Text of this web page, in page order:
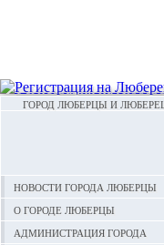
ГОРОД ЛЮБЕРЦЫ И
Новости города Люберцы
О городе Люберцы
Администрация города